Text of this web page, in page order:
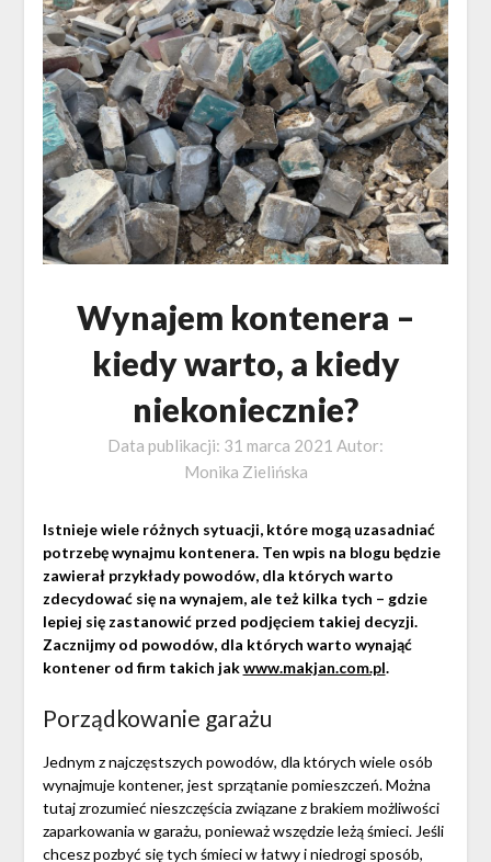
Wynajem kontenera –
kiedy warto, a kiedy
niekoniecznie?
Data publikacji: 31 marca 2021 Autor:
Monika Zielińska
Istnieje wiele różnych sytuacji, które mogą uzasadniać
potrzebę wynajmu kontenera. Ten wpis na blogu będzie
zawierał przykłady powodów, dla których warto
zdecydować się na wynajem, ale też kilka tych – gdzie
lepiej się zastanowić przed podjęciem takiej decyzji.
Zacznijmy od powodów, dla których warto wynająć
kontener od firm takich jakwww.makjan.com.pl.
Porządkowanie garażu
Jednym z najczęstszych powodów, dla których wiele osób
wynajmuje kontener, jest sprzątanie pomieszczeń. Można
tutaj zrozumieć nieszczęścia związane z brakiem możliwości
zaparkowania w garażu, ponieważ wszędzie leżą śmieci. Jeśli
chcesz pozbyć się tych śmieci w łatwy i niedrogi sposób,